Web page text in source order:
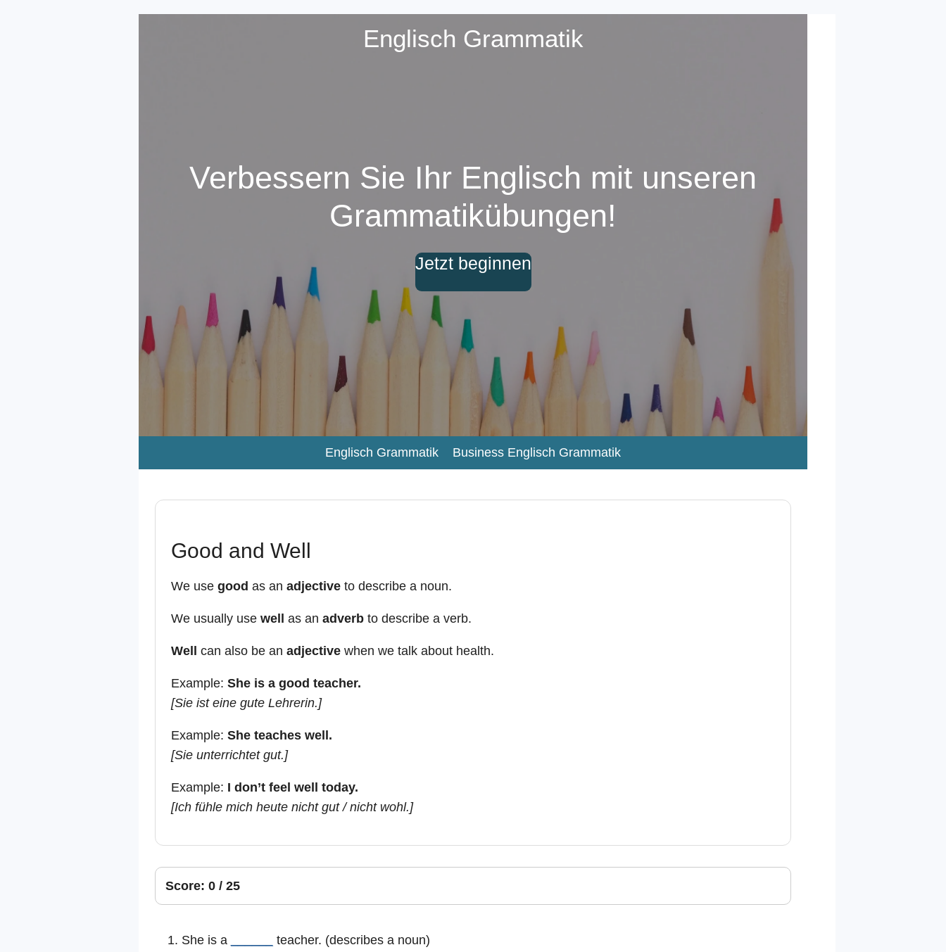
Zum
Englisch Grammatik
Verbessern Sie Ihr Englisch mit unseren
Grammatikübungen!
Jetzt beginnen
Englisch Grammatik Business Englisch Grammatik
Good and Well
We use good as an adjectiveto describe a noun.
We usually use well as an adverbto describe a verb.
Well can also be an adjectivewhen we talk about health.
Example: She is a good teacher.
[Sie ist eine gute Lehrerin.]
Example: She teaches well.
[Sie unterrichtet gut.]
Example: I don’t feel well today.
[Ich fühle mich heute nicht gut / nicht wohl.]
Score: 0 / 25
1. She is a
teacher. (describes a noun)